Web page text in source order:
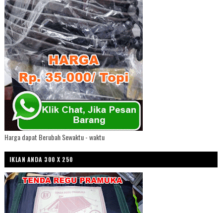
Harga dapat Berubah Sewaktu - waktu
IKLAN ANDA 300 X 250